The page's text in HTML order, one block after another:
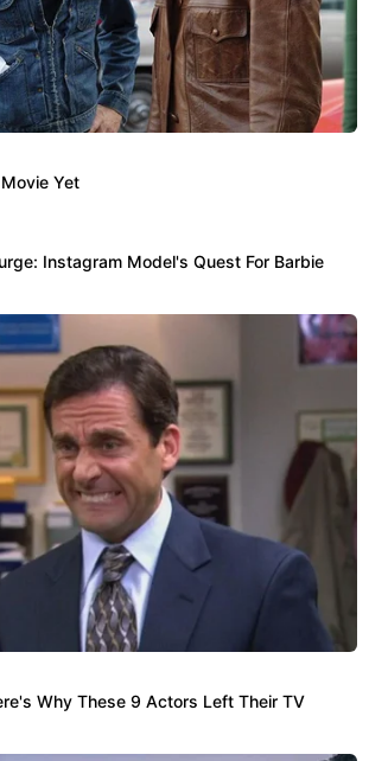
Yet
Instagram Model's Quest For Barbie
Why These 9 Actors Left Their TV